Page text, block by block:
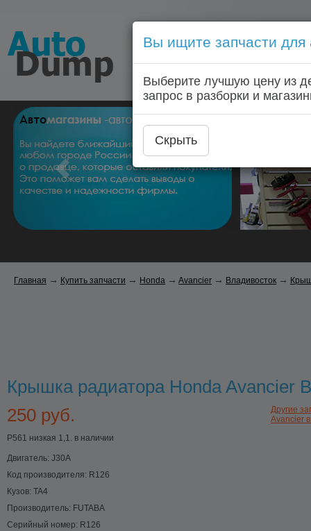
Голосовой запрос
Главная
Главная → Купить запчасти → Honda → Avancier → Владивосток →
Крышка радиатора Honda Avancier
Другие
Avancier
250 руб.
P561 низкая 1,1. в наличии
Двигатель: J30A
Код производителя: R126
Кузов: TA4
Производитель: FUTABA
Серийный номер: R126
Вы ищите запчасти для
Выберите лучшую цену из
запрос в разборки и
Скрыть